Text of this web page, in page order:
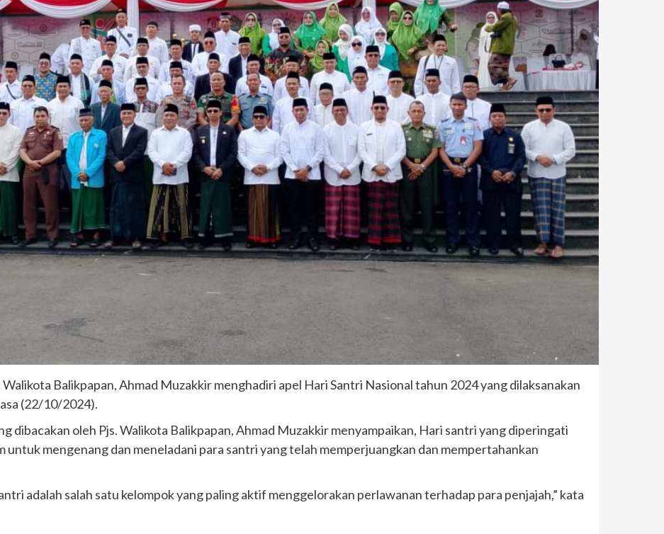
Walikota Balikpapan, Ahmad Muzakkir menghadiri apel Hari Santri Nasional tahun 2024 yang dilaksanakan
(22/10/2024).
dibacakan oleh Pjs. Walikota Balikpapan, Ahmad Muzakkir menyampaikan, Hari santri yang diperingati
untuk mengenang dan meneladani para santri yang telah memperjuangkan dan mempertahankan
adalah salah satu kelompok yang paling aktif menggelorakan perlawanan terhadap para penjajah,” kata